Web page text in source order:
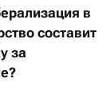
в
составит
за